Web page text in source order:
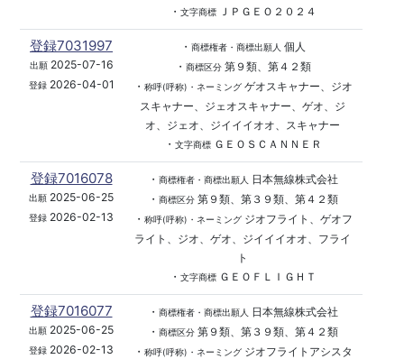
・ 文字商標ＪＰＧＥＯ２０２４
登録7031997
出願2025-07-16
登録2026-04-01
・ 商標権者・商標出願人 個人
・ 商標区分第９類、第４２類
・ 称呼(呼称)・ネーミングゲオスキャナー、ジオ
スキャナー、ジェオスキャナー、ゲオ、ジ
オ、ジェオ、ジイイイオオ、スキャナー
・ 文字商標ＧＥＯＳＣＡＮＮＥＲ
登録7016078
出願 2025-06-25
登録 2026-02-13
・ 商標権者・商標出願人
日本無線株式会社
・ 商標区分第９類、第３９類、第４２類
・ 称呼(呼称)・ネーミングジオフライト、ゲオフ
ライト、ジオ、ゲオ、ジイイイオオ、フライ
ト
・ 文字商標ＧＥＯＦＬＩＧＨＴ
登録7016077
出願 2025-06-25
登録 2026-02-13
・ 商標権者・商標出願人
日本無線株式会社
・ 商標区分第９類、第３９類、第４２類
・ 称呼(呼称)・ネーミングジオフライトアシスタ